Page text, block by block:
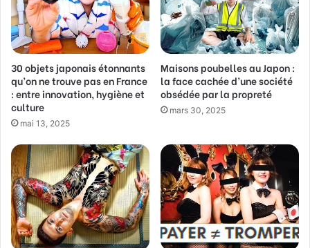
r
e
s
s
e
E
m
a
i
30 objets japonais étonnants
qu’on ne trouve pas en France
: entre innovation, hygiène et
culture
mai 13, 2025
Maisons poubelles au Japon :
la face cachée d’une société
obsédée par la propreté
mars 30, 2025